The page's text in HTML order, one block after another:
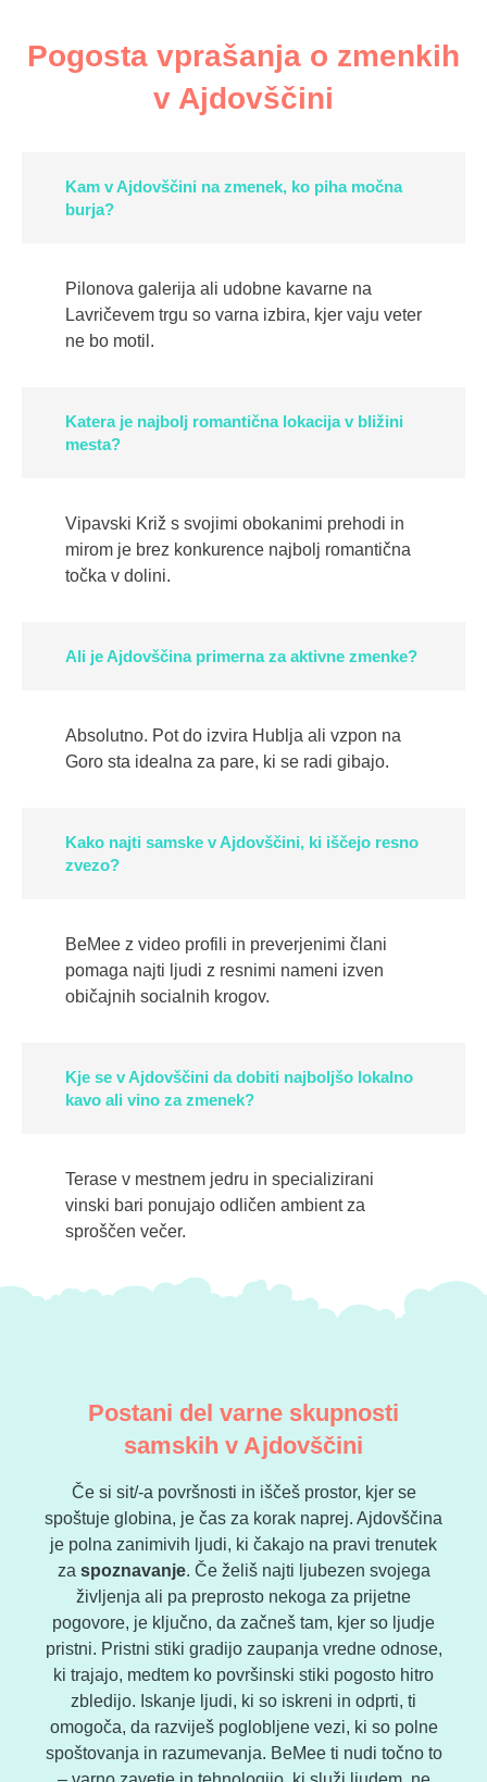
Pogosta vprašanja o zmenkih
v Ajdovščini
Kam v Ajdovščini na zmenek, ko piha močna
burja?
Pilonova galerija ali udobne kavarne na
Lavričevem trgu so varna izbira, kjer vaju veter
ne bo motil.
Katera je najbolj romantična lokacija v bližini
mesta?
Vipavski Križ s svojimi obokanimi prehodi in
mirom je brez konkurence najbolj romantična
točka v dolini.
Ali je Ajdovščina primerna za aktivne zmenke?
Absolutno. Pot do izvira Hublja ali vzpon na
Goro sta idealna za pare, ki se radi gibajo.
Kako najti samske v Ajdovščini, ki iščejo resno
zvezo?
BeMee z video profili in preverjenimi člani
pomaga najti ljudi z resnimi nameni izven
običajnih socialnih krogov.
Kje se v Ajdovščini da dobiti najboljšo lokalno
kavo ali vino za zmenek?
Terase v mestnem jedru in specializirani
vinski bari ponujajo odličen ambient za
sproščen večer.
Postani del varne skupnosti
samskih v Ajdovščini
Če si sit/-a površnosti in iščeš prostor, kjer se
spoštuje globina, je čas za korak naprej. Ajdovščina
je polna zanimivih ljudi, ki čakajo na pravi trenutek
za spoznavanje. Če želiš najti ljubezen svojega
življenja ali pa preprosto nekoga za prijetne
pogovore, je ključno, da začneš tam, kjer so ljudje
pristni. Pristni stiki gradijo zaupanja vredne odnose,
ki trajajo, medtem ko površinski stiki pogosto hitro
zbledijo. Iskanje ljudi, ki so iskreni in odprti, ti
omogoča, da razviješ poglobljene vezi, ki so polne
spoštovanja in razumevanja. BeMee ti nudi točno to